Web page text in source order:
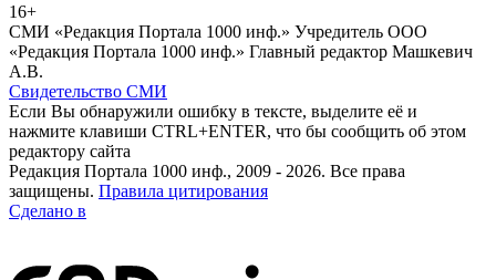
16+
СМИ «Редакция Портала 1000 инф.» Учредитель ООО
«Редакция Портала 1000 инф.» Главный редактор Машкевич
А.В.
Свидетельство СМИ
Если Вы обнаружили ошибку в тексте, выделите её и
нажмите клавиши CTRL+ENTER, что бы сообщить об этом
редактору сайта
Редакция Портала 1000 инф., 2009 - 2026. Все права
защищены. Правила цитирования
Сделано в